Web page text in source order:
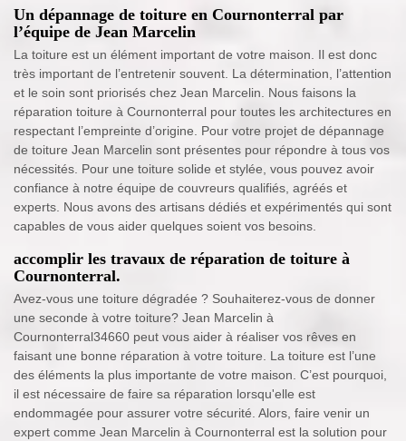
Un dépannage de toiture en Cournonterral par
l’équipe de Jean Marcelin
La toiture est un élément important de votre maison. Il est donc
très important de l’entretenir souvent. La détermination, l’attention
et le soin sont priorisés chez Jean Marcelin. Nous faisons la
réparation toiture à Cournonterral pour toutes les architectures en
respectant l’empreinte d’origine. Pour votre projet de dépannage
de toiture Jean Marcelin sont présentes pour répondre à tous vos
nécessités. Pour une toiture solide et stylée, vous pouvez avoir
confiance à notre équipe de couvreurs qualifiés, agréés et
experts. Nous avons des artisans dédiés et expérimentés qui sont
capables de vous aider quelques soient vos besoins.
accomplir les travaux de réparation de toiture à
Cournonterral.
Avez-vous une toiture dégradée ? Souhaiterez-vous de donner
une seconde à votre toiture? Jean Marcelin à
Cournonterral34660 peut vous aider à réaliser vos rêves en
faisant une bonne réparation à votre toiture. La toiture est l’une
des éléments la plus importante de votre maison. C’est pourquoi,
il est nécessaire de faire sa réparation lorsqu'elle est
endommagée pour assurer votre sécurité. Alors, faire venir un
expert comme Jean Marcelin à Cournonterral est la solution pour